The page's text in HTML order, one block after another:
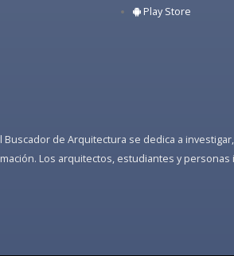
Play Store
de Arquitectura se dedica a
Los arquitectos, estudiantes y